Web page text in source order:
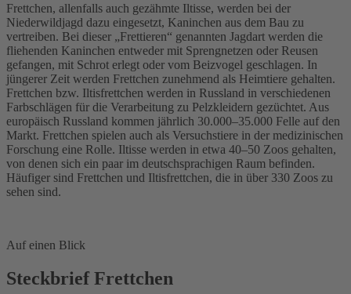
Frettchen, allenfalls auch gezähmte Iltisse, werden bei der
Niederwildjagd dazu eingesetzt, Kaninchen aus dem Bau zu
vertreiben. Bei dieser „Frettieren“ genannten Jagdart werden die
fliehenden Kaninchen entweder mit Sprengnetzen oder Reusen
gefangen, mit Schrot erlegt oder vom Beizvogel geschlagen. In
jüngerer Zeit werden Frettchen zunehmend als Heimtiere gehalten.
Frettchen bzw. Iltisfrettchen werden in Russland in verschiedenen
Farbschlägen für die Verarbeitung zu Pelzkleidern gezüchtet. Aus
europäisch Russland kommen jährlich 30.000–35.000 Felle auf den
Markt. Frettchen spielen auch als Versuchstiere in der medizinischen
Forschung eine Rolle. Iltisse werden in etwa 40–50 Zoos gehalten,
von denen sich ein paar im deutschsprachigen Raum befinden.
Häufiger sind Frettchen und Iltisfrettchen, die in über 330 Zoos zu
sehen sind.
Auf einen Blick
Steckbrief Frettchen